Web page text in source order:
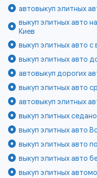
автовыкуп элитных
выкуп элитных авто
Киев
выкуп элитных авто
выкуп элитных авто
автовыкуп дорогих
выкуп элитных авто
автовыкуп элитных
выкуп элитных
выкуп элитных авто
выкуп элитных авто
выкуп элитных авто
выкуп элитных